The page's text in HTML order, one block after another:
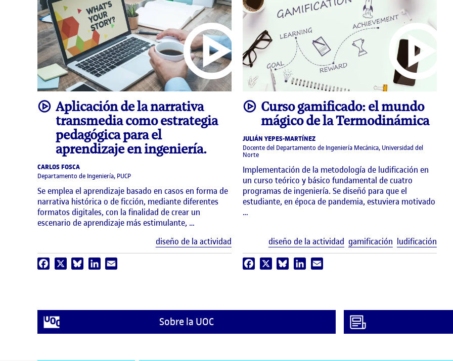
videoAplicación de la narrativa
transmedia como estrategia
pedagógica para el
aprendizaje en ingeniería.
CARLOS FOSCA
Departamento de Ingeniería, PUCP
Se emplea el aprendizaje basado en casos en forma de
narrativa histórica o de ficción, mediante diferentes
formatos digitales, con la finalidad de crear un
escenario de aprendizaje más estimulante, …
Etiquetas
diseño de la actividad
Facebook BlueskyLinkedIn
videoCurso gamificado: el mundo
mágico de la Termodinámica
JULIÁN YEPES-MARTÍNEZ
Docente del Departamento de Ingeniería Mecánica, Universidad del
Norte
Implementación de la metodología de ludificación en
un curso teórico y básico fundamental de cuatro
programas de ingeniería. Se diseñó para que el
estudiante, en época de pandemia, estuviera motivado
…
diseño de la actividad gamificación ludificación
Facebook Bluesky LinkedIn
Sobre la UOC